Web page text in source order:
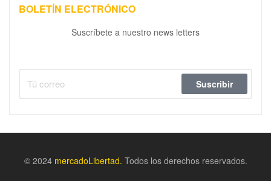
BOLETÍN ELECTRÓNICO
Suscríbete a nuestro news letters
Suscribir
© 2024 mercadoLibertad. Todos los derechos reservados.